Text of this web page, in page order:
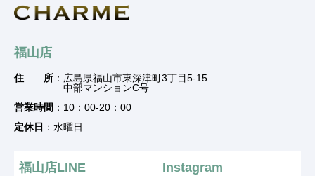
福山店
住 所 ：広島県福山市東深津町3丁目5-15
中部マンションC号
営業時間 ：10：00-20：00
定休日 ：水曜日
福山店LINE Instagram